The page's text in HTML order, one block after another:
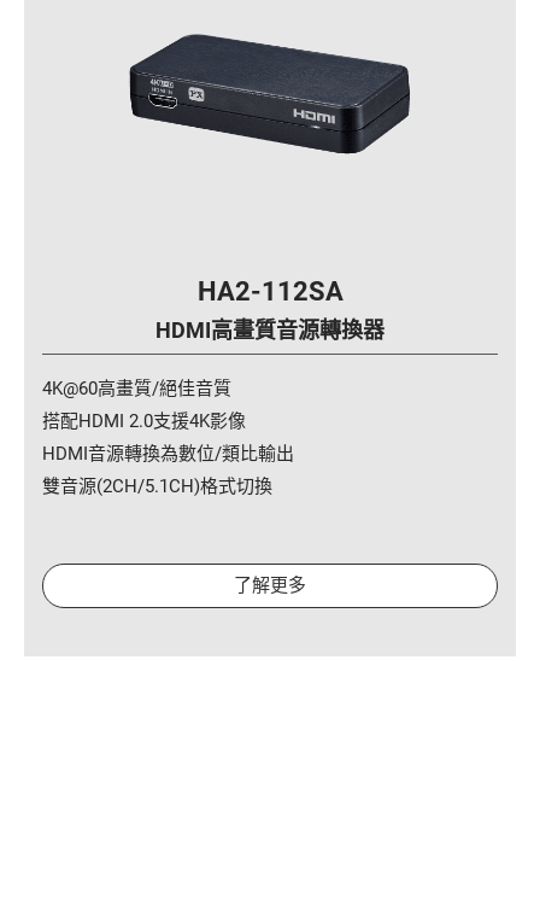
HA2-112SA
HDMI高畫質音源轉換器
4K@60高畫質/絕佳音質
搭配HDMI 2.0支援4K影像
HDMI音源轉換為數位/類比輸出
雙音源(2CH/5.1CH)格式切換
了解更多